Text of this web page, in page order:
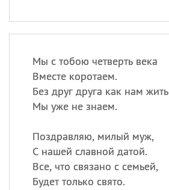
Мы с тобою четверть века
Вместе коротаем.
Без друг друга как нам жить
Мы уже не знаем.
Поздравляю, милый муж,
С нашей славной датой.
Все, что связано с семьей,
Будет только свято.